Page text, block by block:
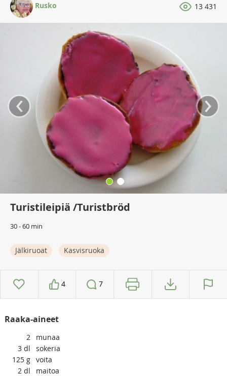
Rusko 13 431
‹ ›
Turistileipiä /Turistbröd
30 - 60 min
Jälkiruoat Kasvisruoka
4 7
Raaka-aineet
2
munaa
3 dl
sokeria
125 g voita
2 dl
maitoa